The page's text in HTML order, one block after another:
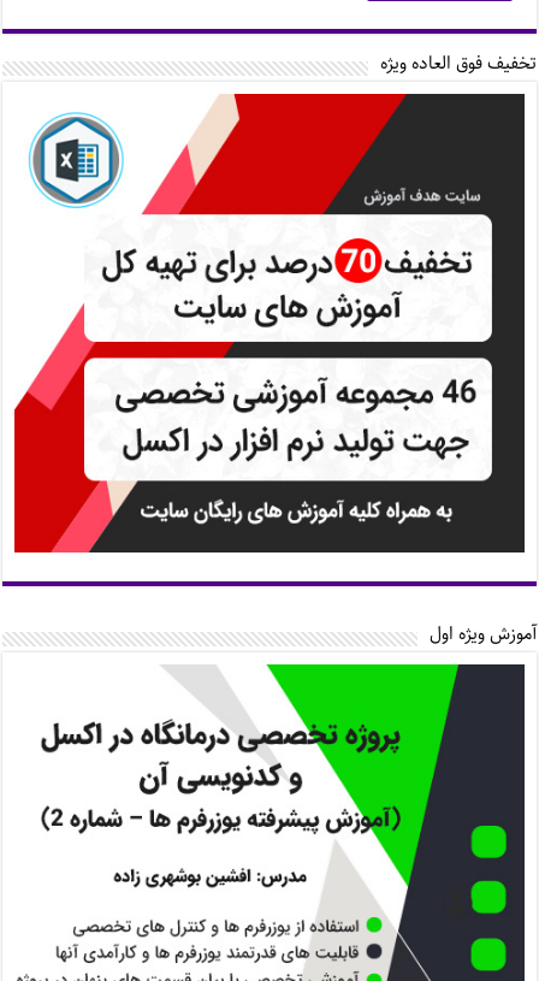
تخفیف فوق العاده ویژه
آموزش ویژه اول